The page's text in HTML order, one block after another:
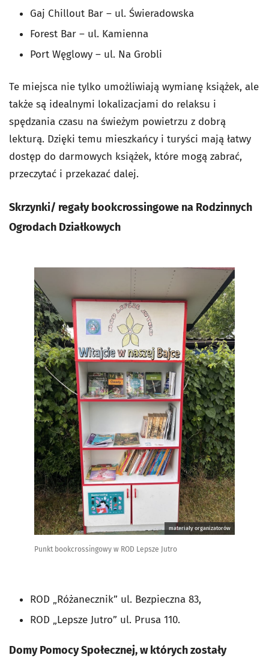
Gaj Chillout Bar – ul. Świeradowska
Forest Bar – ul. Kamienna
Port Węglowy – ul. Na Grobli
Te miejsca nie tylko umożliwiają wymianę książek, ale
także są idealnymi lokalizacjami do relaksu i
spędzania czasu na świeżym powietrzu z dobrą
lekturą. Dzięki temu mieszkańcy i turyści mają łatwy
dostęp do darmowych książek, które mogą zabrać,
przeczytać i przekazać dalej.
Skrzynki/ regały bookcrossingowe na Rodzinnych
Ogrodach Działkowych
materiały organizatorów
Punkt bookcrossingowy w ROD Lepsze Jutro
ROD „Różanecznik” ul. Bezpieczna 83,
ROD „Lepsze Jutro” ul. Prusa 110.
Domy Pomocy Społecznej, w których zostały